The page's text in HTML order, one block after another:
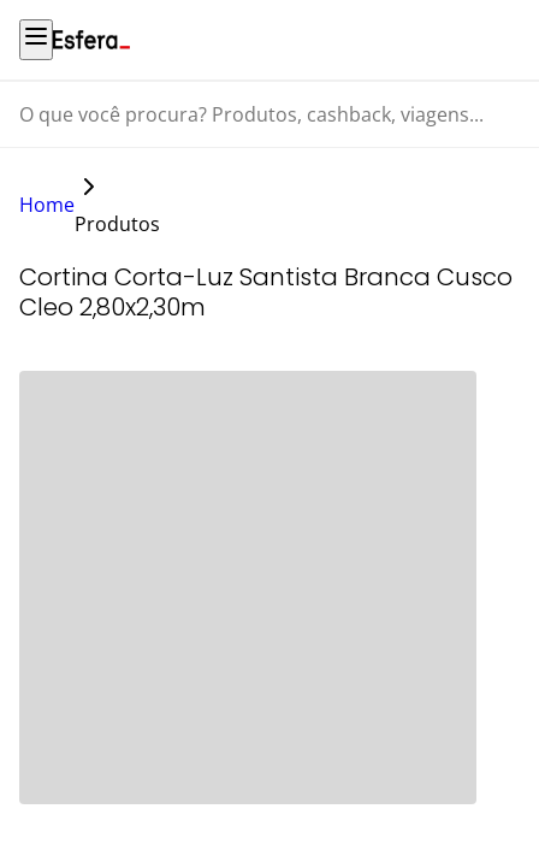
O que você procura? Produtos, cashback, viagens...
Home
Produtos
Cortina Corta-Luz Santista Branca Cusco
Cleo 2,80x2,30m